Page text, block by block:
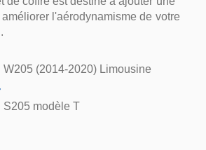
l'aérodynamisme de votre
(2014-2020) Limousine
S205 modèle T